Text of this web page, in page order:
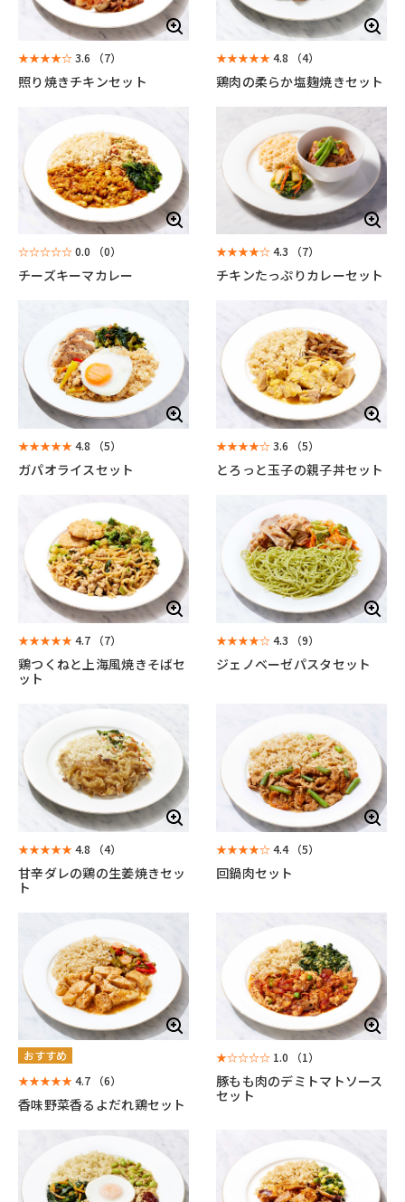
★★★★☆3.6 （7）
照り焼きチキンセット
★★★★★4.8 （4）
鶏肉の柔らか塩麹焼きセット
☆☆☆☆☆0.0 （0）
チーズキーマカレー
★★★★☆4.3 （7）
チキンたっぷりカレーセット
★★★★★4.8 （5）
ガパオライスセット
★★★★☆3.6 （5）
とろっと玉子の親子丼セット
★★★★★4.7 （7）
鶏つくねと上海風焼きそばセ
ット
★★★★☆4.3 （9）
ジェノベーゼパスタセット
★★★★★4.8 （4）
甘辛ダレの鶏の生姜焼きセッ
ト
★★★★☆4.4 （5）
回鍋肉セット
おすすめ
★★★★★4.7 （6）
香味野菜香るよだれ鶏セット
★☆☆☆☆ 1.0 （1）
豚もも肉のデミトマトソース
セット